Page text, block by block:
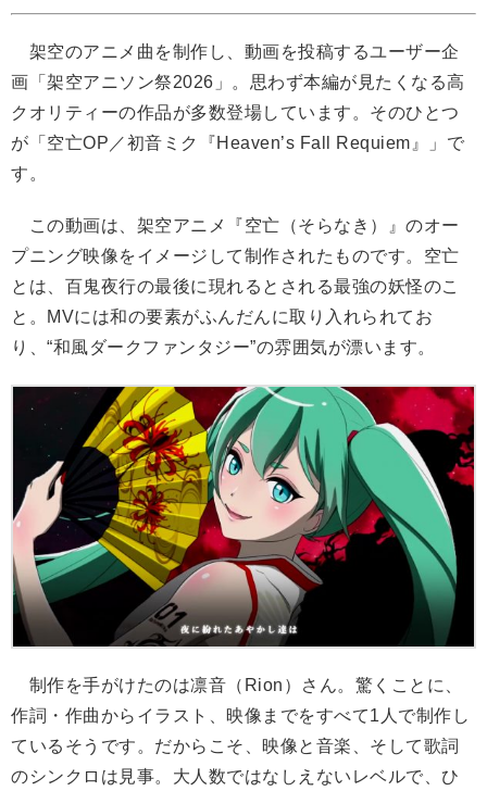
架空のアニメ曲を制作し、動画を投稿するユーザー企
画「架空アニソン祭2026」。思わず本編が見たくなる高
クオリティーの作品が多数登場しています。そのひとつ
が「空亡OP／初音ミク『Heaven’s Fall Requiem』」で
す。
この動画は、架空アニメ『空亡（そらなき）』のオー
プニング映像をイメージして制作されたものです。空亡
とは、百鬼夜行の最後に現れるとされる最強の妖怪のこ
と。MVには和の要素がふんだんに取り入れられてお
り、“和風ダークファンタジー”の雰囲気が漂います。
制作を手がけたのは凛音（Rion）さん。驚くことに、
作詞・作曲からイラスト、映像までをすべて1人で制作し
ているそうです。だからこそ、映像と音楽、そして歌詞
のシンクロは見事。大人数ではなしえないレベルで、ひ